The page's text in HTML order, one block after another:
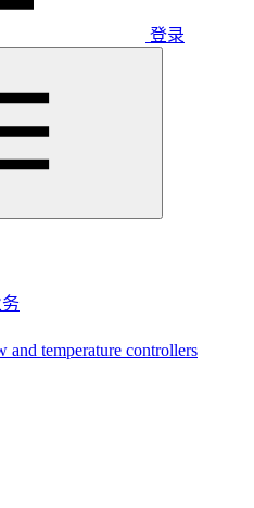
登录
and temperature controllers